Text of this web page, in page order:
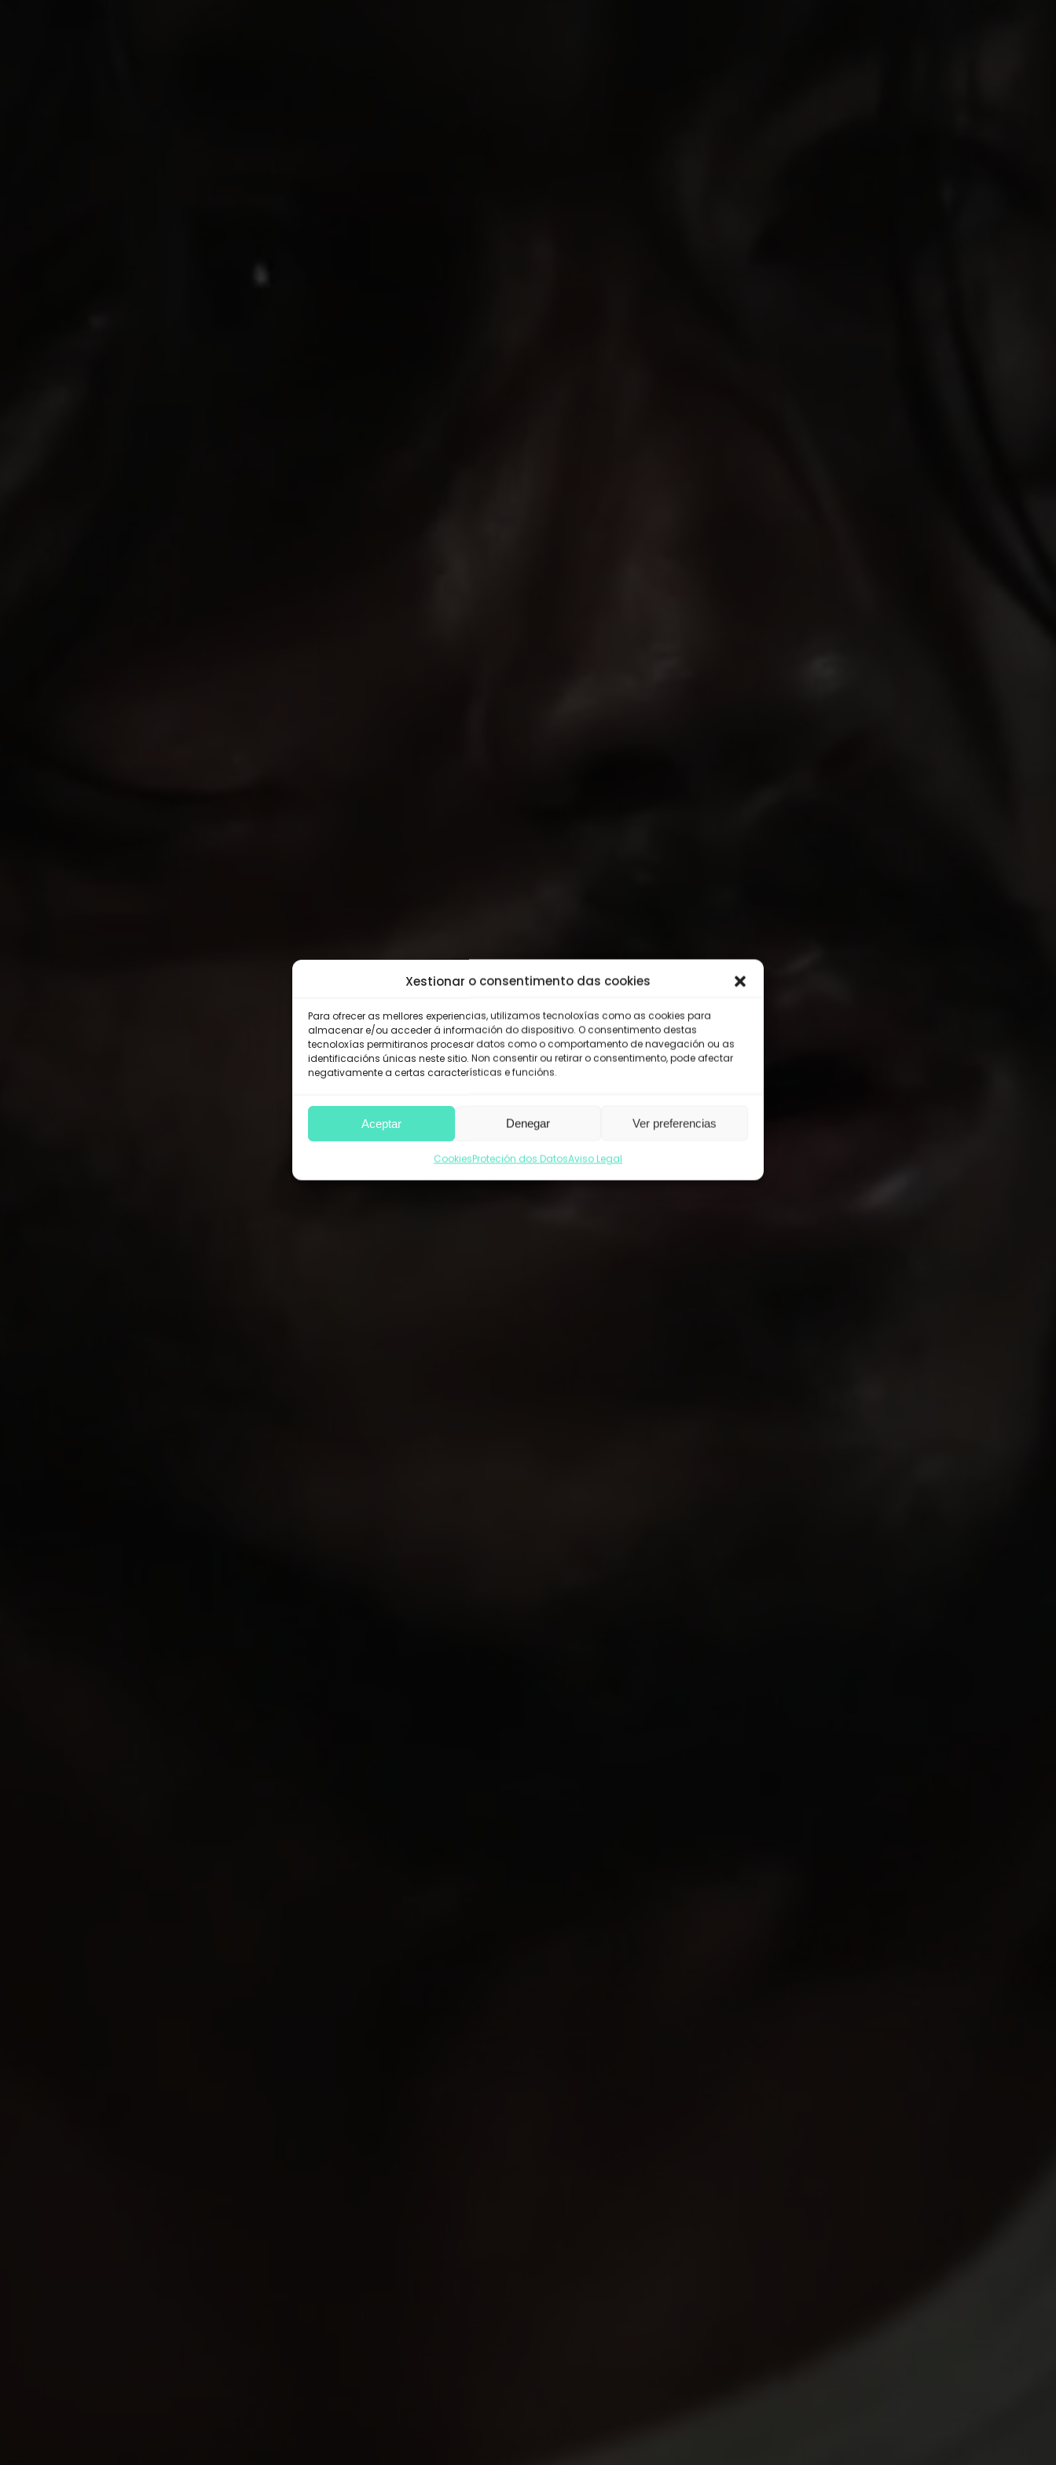
Xestionar o consentimento das cookies
Para ofrecer as mellores experiencias, utilizamos tecnoloxías como as cookies para
almacenar e/ou acceder á información do dispositivo. O consentimento destas
tecnoloxías permitiranos procesar datos como o comportamento de navegación ou as
identificacións únicas neste sitio. Non consentir ou retirar o consentimento, pode afectar
negativamente a certas características e funcións.
Aceptar Denegar Ver preferencias
CookiesProteción dos DatosAviso Legal